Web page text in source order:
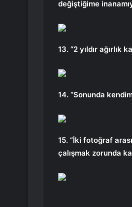
değiştiğime
13. “2 yıldır ağırlık
14. “Sonunda
15. “İki fotoğraf
çalışmak zorunda